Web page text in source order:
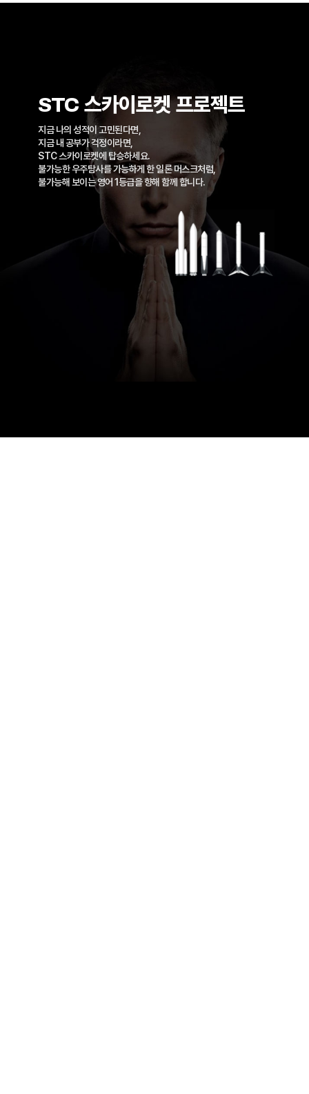
STC 스카이로켓 프로젝트
지금 나의 성적이 고민된다면,
지금 내 공부가 걱정이라면,
STC 스카이로켓에 탑승하세요.
불가능한 우주탐사를 가능하게 한 일론 머스크처럼,
불가능해 보이는 영어 1등급을 향해 함께 합니다.